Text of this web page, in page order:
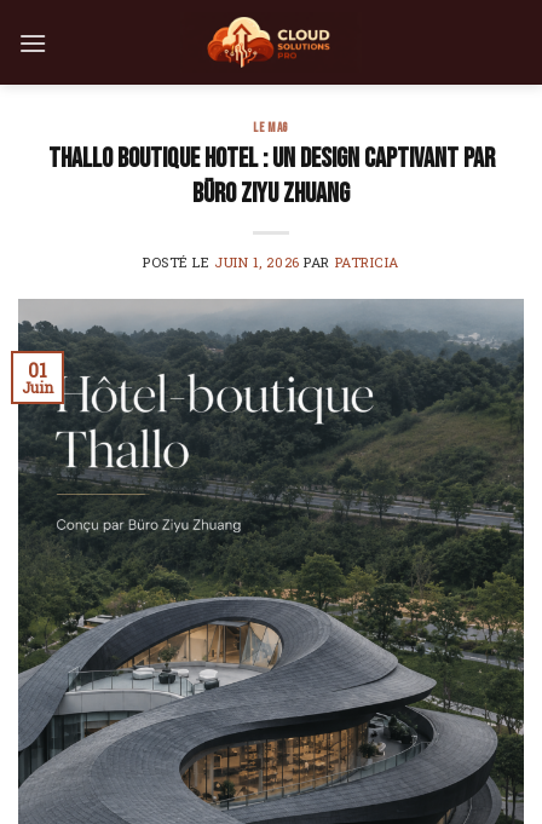
LE MAG
Thallo Boutique Hotel : un design captivant par
Büro Ziyu Zhuang
POSTÉ LE JUIN 1, 2026 PAR PATRICIA
01
Juin